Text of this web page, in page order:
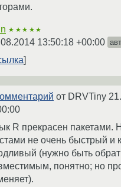
★★★★★
13:50:18 +00:00
от DRVTiny
R прекрасен пакетами.
не очень быстрый и
(нужно быть
понятно; но